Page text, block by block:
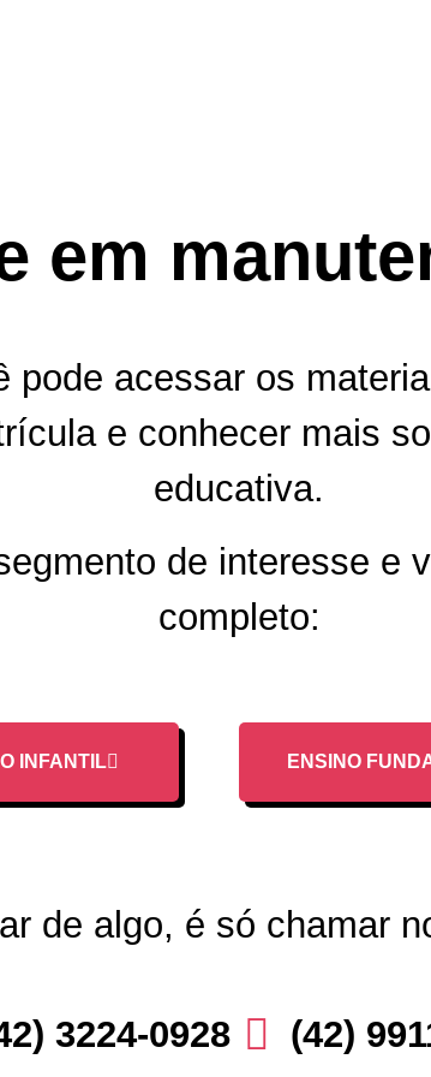
em
pode acessar os
e conhecer mais
educativa.
de interesse e
completo:
INFANTIL ENSINO
de algo, é só chamar
3224-0928 (42)